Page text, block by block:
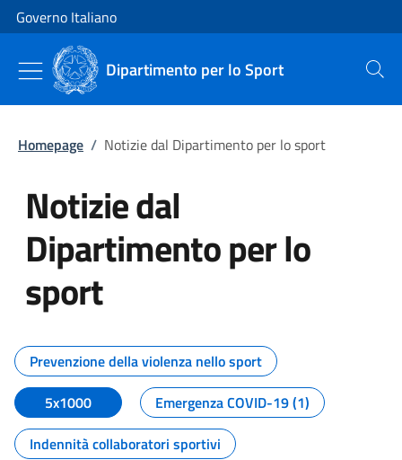
Vai al contenuto
Vai alla navigazione del sito
Governo Italiano
Dipartimento per lo Sport Cerca
Homepage / Notizie dal Dipartimento per lo sport
Notizie dal
Dipartimento per lo
sport
Tutti i contenuti della pagina
Prevenzione della violenza nello sport
5x1000
Emergenza COVID-19 (1)
Indennità collaboratori sportivi